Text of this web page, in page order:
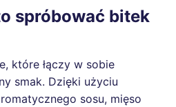
spróbować bitek
które łączy w sobie
smak. Dzięki użyciu
sosu, mięso